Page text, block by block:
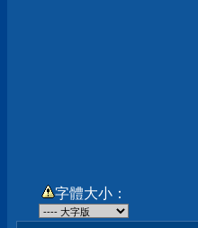
字體大小：